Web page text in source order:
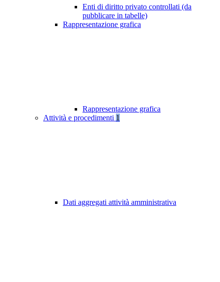
Enti di diritto privato controllati (da
pubblicare in tabelle)
Rappresentazione grafica
Rappresentazione grafica
Attività e procedimenti 1
Dati aggregati attività amministrativa